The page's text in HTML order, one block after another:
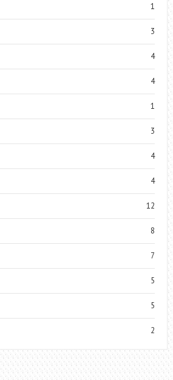
1
3
4
4
1
3
4
4
12
8
7
5
5
2